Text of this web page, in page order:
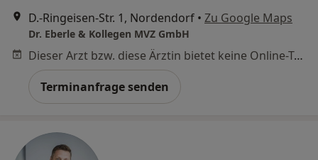
D.-Ringeisen-Str. 1, Nordendorf • Zu Google Maps
Dr. Eberle & Kollegen MVZ GmbH
Dieser Arzt bzw. diese Ärztin bietet keine Online-Terminbuchung an diesem Standort an.
Terminanfrage senden